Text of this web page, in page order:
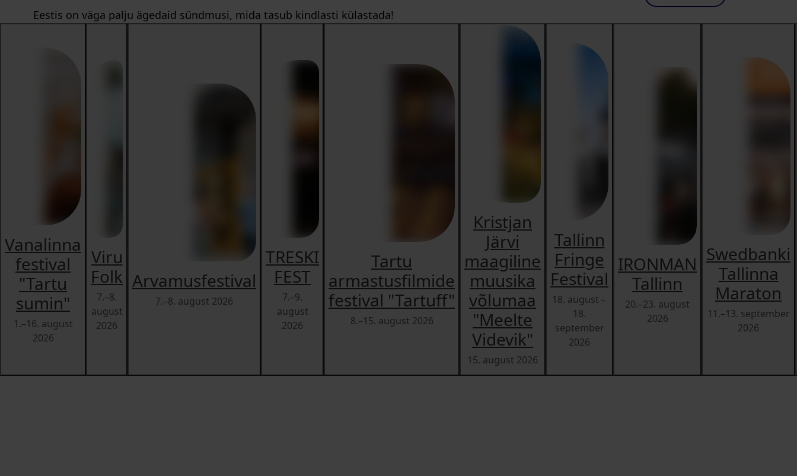
Eestis on väga palju ägedaid sündmusi, mida tasub kindlasti külastada!
Vanalinna
festival
"Tartu
sumin"
1.–16. august
2026
Viru
Folk
7.–8.
august
2026
Arvamusfestival
7.–8. august 2026
TRESKI
FEST
7.–9.
august
2026
Tartu
armastusfilmide
festival "Tartuff"
8.–15. august 2026
Kristjan
Järvi
maagiline
muusika
võlumaa
"Meelte
Videvik"
15. august 2026
Tallinn
Fringe
Festival
18. august –
18.
september
2026
IRONMAN
Tallinn
20.–23. august
2026
Swedbanki
Tallinna
Maraton
11.–13. september
2026